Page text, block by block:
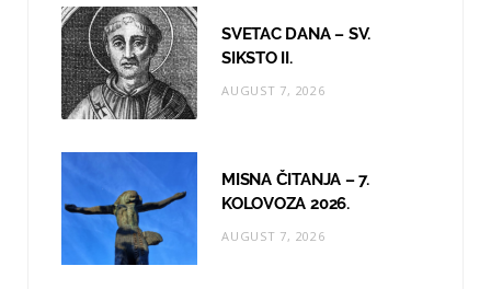
SVETAC DANA – SV.
SIKSTO II.
AUGUST 7, 2026
MISNA ČITANJA – 7.
KOLOVOZA 2026.
AUGUST 7, 2026